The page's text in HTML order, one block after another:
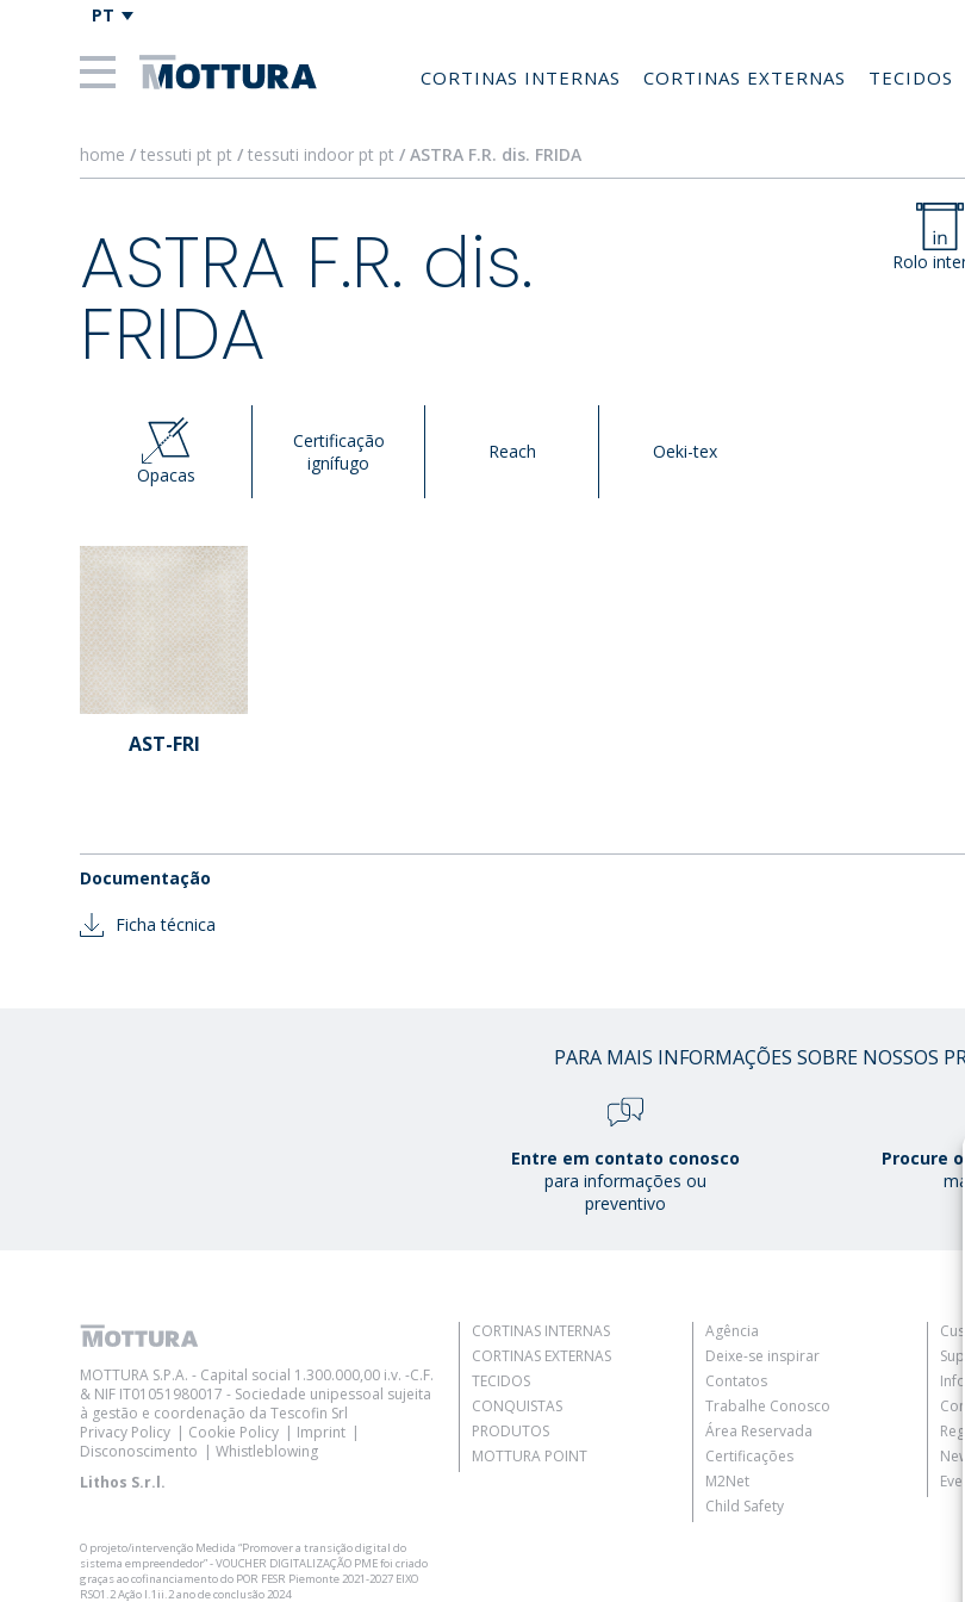
PT
CORTINAS INTERNAS CORTINAS EXTERNAS TECIDOS
home /tessuti pt pt /tessuti indoor pt pt / ASTRA F.R. dis. FRIDA
ASTRA F.R. dis.
FRIDA
Rolo
Opacas
Certificação
ignífugo
Reach Oeki-tex
AST-FRI
Documentação
Ficha técnica
PARA MAIS INFORMAÇÕES SOBRE NOSSOS
Entre em contato conosco
para informações ou
preventivo
Procure
MOTTURA S.P.A. - Capital social 1.300.000,00 i.v. -C.F.
& NIF IT01051980017 - Sociedade unipessoal sujeita
à gestão e coordenação da Tescofin Srl
Privacy Policy
Cookie Policy
Imprint
Disconoscimento
Whistleblowing
Lithos S.r.l.
O projeto/intervenção Medida “Promover a transição digital do
sistema empreendedor” - VOUCHER DIGITALIZAÇÃO PME foi criado
graças ao cofinanciamento do POR FESR Piemonte 2021-2027 EIXO
RSO1.2 Ação I.1ii.2 ano de conclusão 2024
CORTINAS INTERNAS
CORTINAS EXTERNAS
TECIDOS
CONQUISTAS
PRODUTOS
MOTTURA POINT
Agência
Deixe-se inspirar
Contatos
Trabalhe Conosco
Área Reservada
Certificações
M2Net
Child Safety